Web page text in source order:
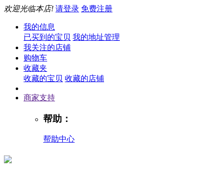
欢迎光临本店! 请登录 免费注册
我的信息
已买到的宝贝 我的地址管理
我关注的店铺
购物车
收藏夹
收藏的宝贝 收藏的店铺
商家支持
帮助：
帮助中心